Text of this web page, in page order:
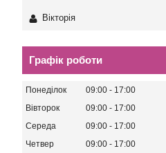
Вікторія
Графік роботи
Понеділок 09:00
17:00
Вівторок
09:00
17:00
Середа
09:00
17:00
Четвер
09:00
17:00